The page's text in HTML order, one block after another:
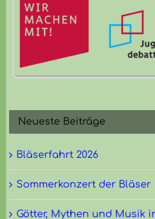
Neueste Beiträge
Bläserfahrt 2026
Sommerkonzert der Bläser
Götter, Mythen und Musik